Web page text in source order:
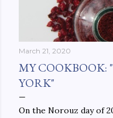
March 21, 2020
MY
YORK"
On the Norouz day of